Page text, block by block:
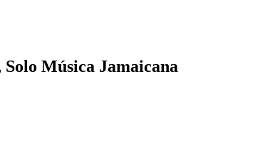
Música Jamaicana